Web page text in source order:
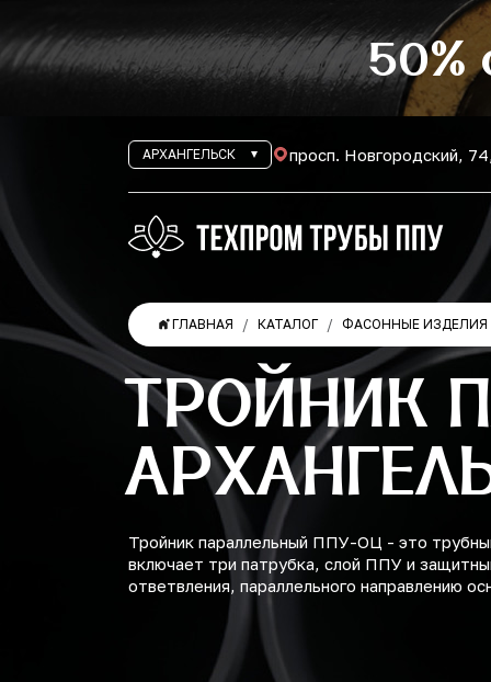
50%
АРХАНГЕЛЬСК просп. Новгородский,
ГЛАВНАЯ КАТАЛОГ ФАСОННЫЕ
ТРОЙНИК
Тройник параллельный ППУ-ОЦ - это
включает три патрубка, слой ППУ и
ответвления, параллельного направлению